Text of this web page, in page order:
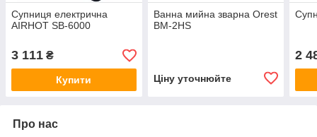
Супниця електрична
AIRHOT SB-6000
3 111 ₴
Купити
Ванна мийна зварна Orest
BM-2HS
Ціну уточнюйте
2
Про нас